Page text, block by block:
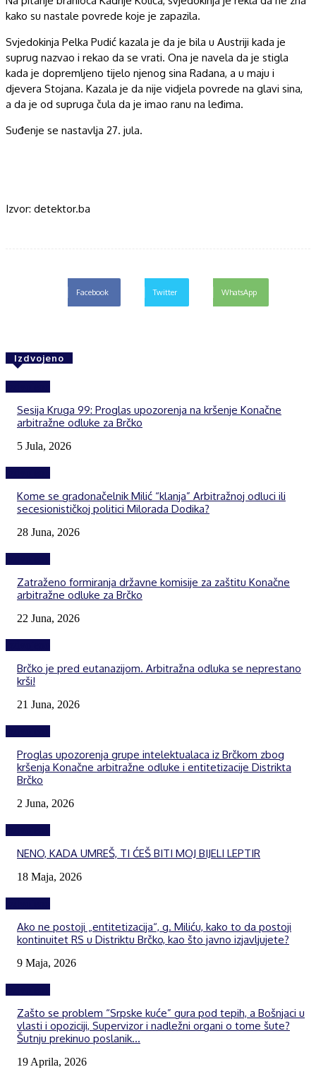
kako su nastale povrede koje je zapazila.
Svjedokinja Pelka Pudić kazala je da je bila u Austriji kada je
suprug nazvao i rekao da se vrati. Ona je navela da je stigla
kada je dopremljeno tijelo njenog sina Radana, a u maju i
djevera Stojana. Kazala je da nije vidjela povrede na glavi sina,
a da je od supruga čula da je imao ranu na leđima.
Suđenje se nastavlja 27. jula.
Izvor: detektor.ba
Facebook Twitter WhatsApp
Izdvojeno
Sesija Kruga 99: Proglas upozorenja na kršenje Konačne
arbitražne odluke za Brčko
5 Jula, 2026
Kome se gradonačelnik Milić “klanja” Arbitražnoj odluci ili
secesionističkoj politici Milorada Dodika?
28 Juna, 2026
Zatraženo formiranja državne komisije za zaštitu Konačne
arbitražne odluke za Brčko
22 Juna, 2026
Brčko je pred eutanazijom. Arbitražna odluka se neprestano
krši!
21 Juna, 2026
Proglas upozorenja grupe intelektualaca iz Brčkom zbog
kršenja Konačne arbitražne odluke i entitetizacije Distrikta
Brčko
2 Juna, 2026
NENO, KADA UMREŠ, TI ĆEŠ BITI MOJ BIJELI LEPTIR
18 Maja, 2026
Ako ne postoji „entitetizacija“, g. Miliću, kako to da postoji
kontinuitet RS u Distriktu Brčko, kao što javno izjavljujete?
9 Maja, 2026
Zašto se problem “Srpske kuće” gura pod tepih, a Bošnjaci u
vlasti i opoziciji, Supervizor i nadležni organi o tome šute?
Šutnju prekinuo poslanik...
19 Aprila, 2026